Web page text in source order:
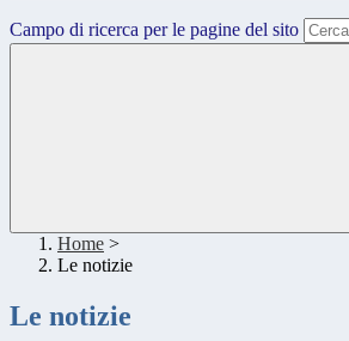
Campo di ricerca per le pagine del sito
Home >
Le notizie
Le notizie